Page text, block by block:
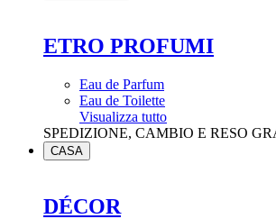
ETRO PROFUMI
Eau de Parfum
Eau de Toilette
Visualizza tutto
SPEDIZIONE, CAMBIO E RESO
CASA
DÉCOR